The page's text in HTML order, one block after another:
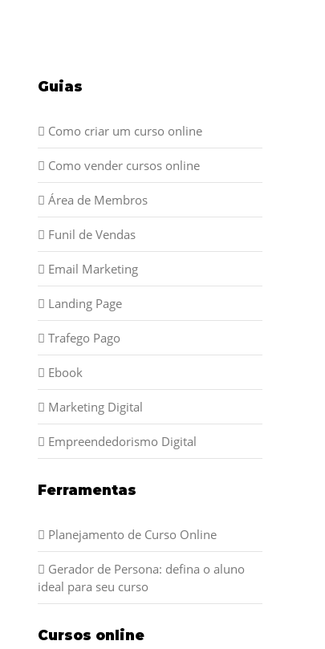
Guias
Como criar um curso online
Como vender cursos online
Área de Membros
Funil de Vendas
Email Marketing
Landing Page
Trafego Pago
Ebook
Marketing Digital
Empreendedorismo Digital
Ferramentas
Planejamento de Curso Online
Gerador de Persona: defina o aluno
ideal para seu curso
Cursos online